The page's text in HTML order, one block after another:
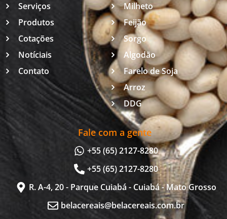
Serviços
Produtos
Cotações
Notíciais
Contato
Milheto
Feijão
Sorgo
Algodão
Farelo de Soja
Arroz
DDG
Fale com a gente
+55 (65) 2127-8280
+55 (65) 2127-8280
R. A-4, 20 - Parque Cuiabá - Cuiabá - Mato Grosso
belacereais@belacereais.com.br